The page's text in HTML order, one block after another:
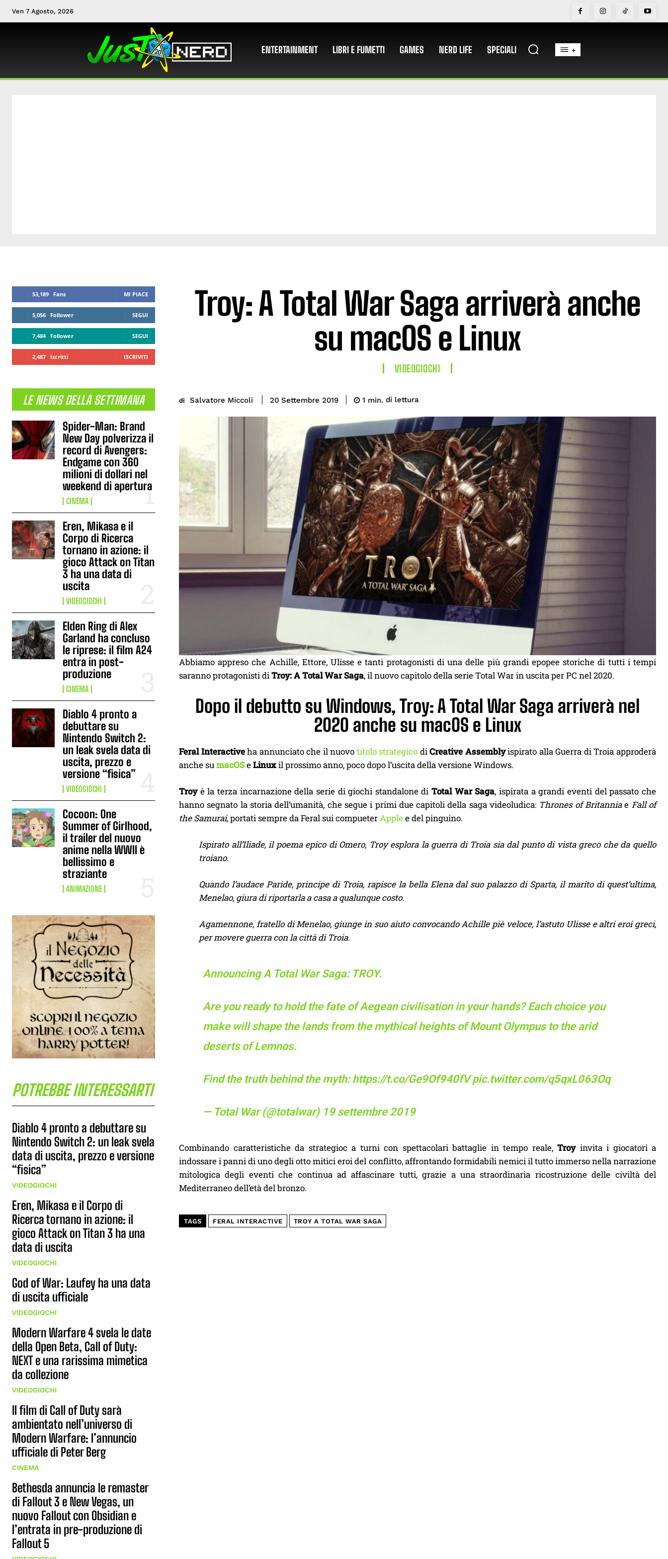
Ven 7 Agosto, 2026
ENTERTAINMENT LIBRI E FUMETTI GAMES NERD LIFE SPECIALI +
53,189 Fans MI PIACE
5,056 Follower SEGUI
7,484 Follower SEGUI
2,487 Iscritti ISCRIVITI
LE NEWS DELLA SETTIMANA
Spider-Man: Brand
New Day polverizza il
record di Avengers:
Endgame con 360
milioni di dollari nel
weekend di apertura
CINEMA
Eren, Mikasa e il
Corpo di Ricerca
tornano in azione: il
gioco Attack on Titan
3 ha una data di
uscita
VIDEOGIOCHI
Elden Ring di Alex
Garland ha concluso
le riprese: il film A24
entra in post-
produzione
CINEMA
Diablo 4 pronto a
debuttare su
Nintendo Switch 2:
un leak svela data di
uscita, prezzo e
versione “fisica”
VIDEOGIOCHI
Cocoon: One
Summer of Girlhood,
il trailer del nuovo
anime nella WWII è
bellissimo e
straziante
ANIMAZIONE
POTREBBE INTERESSARTI
Diablo 4 pronto a debuttare su
Nintendo Switch 2: un leak svela
data di uscita, prezzo e versione
“fisica”
VIDEOGIOCHI
Eren, Mikasa e il Corpo di
Ricerca tornano in azione: il
gioco Attack on Titan 3 ha una
data di uscita
VIDEOGIOCHI
God of War: Laufey ha una data
di uscita ufficiale
VIDEOGIOCHI
Modern Warfare 4 svela le date
della Open Beta, Call of Duty:
NEXT e una rarissima mimetica
da collezione
VIDEOGIOCHI
Il film di Call of Duty sarà
ambientato nell’universo di
Modern Warfare: l’annuncio
ufficiale di Peter Berg
CINEMA
Bethesda annuncia le remaster
di Fallout 3 e New Vegas, un
nuovo Fallout con Obsidian e
l’entrata in pre-produzione di
Fallout 5
Troy: A Total War Saga arriverà anche
su macOS e Linux
VIDEOGIOCHI
di Salvatore Miccoli 20 Settembre 2019 1 min. di lettura
Abbiamo appreso che Achille, Ettore, Ulisse e tanti protagonisti di una delle più grandi epopee storiche di tutti i tempi
saranno protagonisti diTroy: A Total War Saga, il nuovo capitolo della serie Total War in uscita per PC nel 2020.
Dopo il debutto su Windows, Troy: A Total War Saga arriverà nel
2020 anche su macOS e Linux
Feral Interactiveha annunciato che il nuovo titolo strategico diCreative Assemblyispirato alla Guerra di Troia approderà
anche sumacOSeLinuxil prossimo anno, poco dopo l’uscita della versione Windows.
Troyè la terza incarnazione della serie di giochi standalone diTotal War Saga, ispirata a grandi eventi del passato che
hanno segnato la storia dell’umanità, che segue i primi due capitoli della saga videoludica: Thrones of Britanniae Fall of
the Samurai, portati sempre da Feral sui compueterApplee del pinguino.
Ispirato all’Iliade, il poema epico di Omero, Troy esplora la guerra di Troia sia dal punto di vista greco che da quello
troiano.
Quando l’audace Paride, principe di Troia, rapisce la bella Elena dal suo palazzo di Sparta, il marito di quest’ultima,
Menelao, giura di riportarla a casa a qualunque costo.
Agamennone, fratello di Menelao, giunge in suo aiuto convocando Achille piè veloce, l’astuto Ulisse e altri eroi greci,
per movere guerra con la città di Troia.
Announcing A Total War Saga: TROY.
Are you ready to hold the fate of Aegean civilisation in your hands? Each choice you
make will shape the lands from the mythical heights of Mount Olympus to the arid
deserts of Lemnos.
Find the truth behind the myth:https://t.co/Ge9Of940fV pic.twitter.com/q5qxL063Oq
— Total War (@totalwar) 19 settembre 2019
Combinando caratteristiche da strategioc a turni con spettacolari battaglie in tempo reale, Troy invita i giocatori a
indossare i panni di uno degli otto mitici eroi del conflitto, affrontando formidabili nemici il tutto immerso nella narrazione
mitologica degli eventi che continua ad affascinare tutti, grazie a una straordinaria ricostruzione delle civiltà del
Mediterraneo dell’età del bronzo.
TAGS FERAL INTERACTIVE TROY A TOTAL WAR SAGA